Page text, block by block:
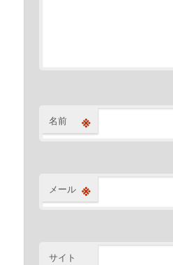
名前 ※
メール ※
サイト